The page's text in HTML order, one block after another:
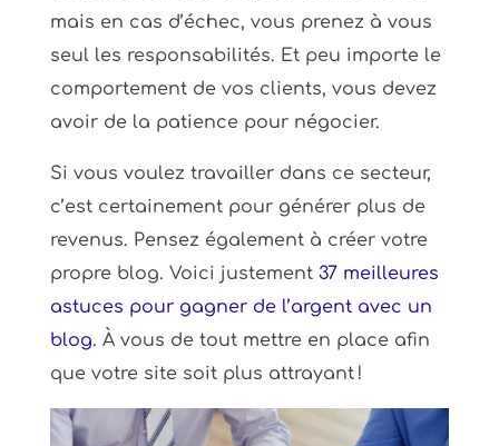
mais en cas d’échec, vous prenez à vous
seul les responsabilités. Et peu importe le
comportement de vos clients, vous devez
avoir de la patience pour négocier.
Si vous voulez travailler dans ce secteur,
c’est certainement pour générer plus de
revenus. Pensez également à créer votre
propre blog. Voici justement 37 meilleures
astuces pour gagner de l’argent avec un
blog. À vous de tout mettre en place afin
que votre site soit plus attrayant !